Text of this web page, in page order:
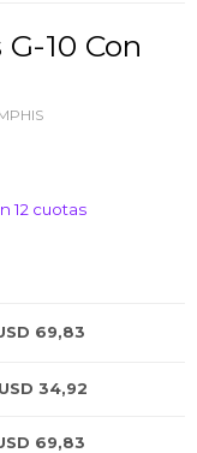
12 cuotas
69,83
USD 34,92
69,83